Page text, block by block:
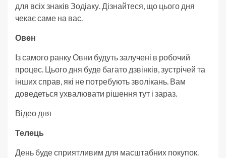
для всіх знаків Зодіаку. Дізнайтеся, що цього дня
чекає саме на вас.
Овен
Із самого ранку Овни будуть залучені в робочий
процес. Цього дня буде багато дзвінків, зустрічей та
інших справ, які не потребують зволікань. Вам
доведеться ухвалювати рішення тут і зараз.
Відео дня
Телець
День буде сприятливим для масштабних покупок.